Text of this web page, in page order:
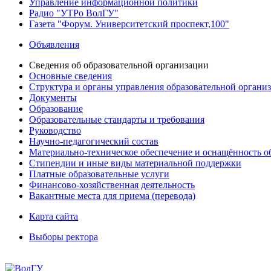
Управление информационной политики
Радио "УТРо ВолГУ"
Газета "Форум. Университетский проспект,100"
Объявления
Сведения об образовательной организации
Основные сведения
Структура и органы управления образовательной
Документы
Образование
Образовательные стандарты и требования
Руководство
Научно-педагогический состав
Материально-техническое обеспечение и оснащённость
Стипендии и иные виды материальной поддержки
Платные образовательные услуги
Финансово-хозяйственная деятельность
Вакантные места для приема (перевода)
Карта сайта
Выборы ректора